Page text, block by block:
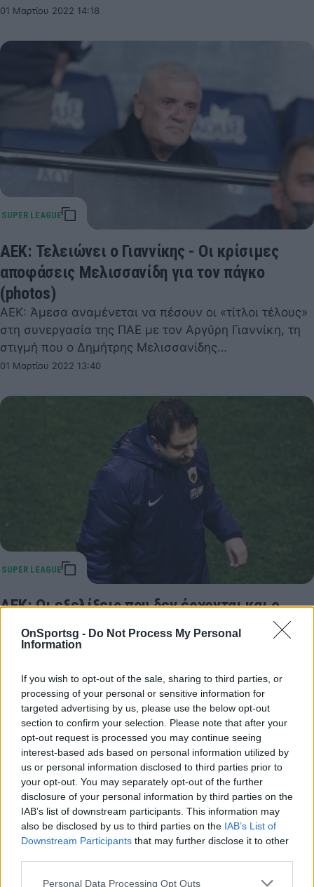
OnSportsg - Do Not Process My Personal
Information
If you wish to opt-out of the sale, sharing to third parties, or
processing of your personal or sensitive information for
targeted advertising by us, please use the below opt-out
section to confirm your selection. Please note that after your
opt-out request is processed you may continue seeing
interest-based ads based on personal information utilized by
us or personal information disclosed to third parties prior to
your opt-out. You may separately opt-out of the further
disclosure of your personal information by third parties on the
IAB’s list of downstream participants. This information may
also be disclosed by us to third parties on the IAB’s List of
Downstream Participants that may further disclose it to other
Personal Data Processing Opt Outs
01 Μαρτίου 2022 14:18
ΑΕΚ: Τελειώνει ο Γιαννίκης - Οι κρίσιμες
αποφάσεις Μελισσανίδη για τον πάγκο
(photos)
ΑΕΚ: Άμεσα αναμένεται να πέσουν οι «τίτλοι τέλους»
στη συνεργασία της ΠΑΕ με τον Αργύρη Γιαννίκη, τη
στιγμή που ο Δημήτρης Μελισσανίδης…
01 Μαρτίου 2022 13:40
ΑΕΚ: Οι εξελίξεις που δεν έρχονται και ο
κίνδυνος της απόλυτης καταστροφής
ΑΕΚ: Στην Ένωση δεν έχουν πάρει την απόφαση να
ομάδα να κινδυνεύει να χάσει και…
01 Μαρτίου 2022 09:00